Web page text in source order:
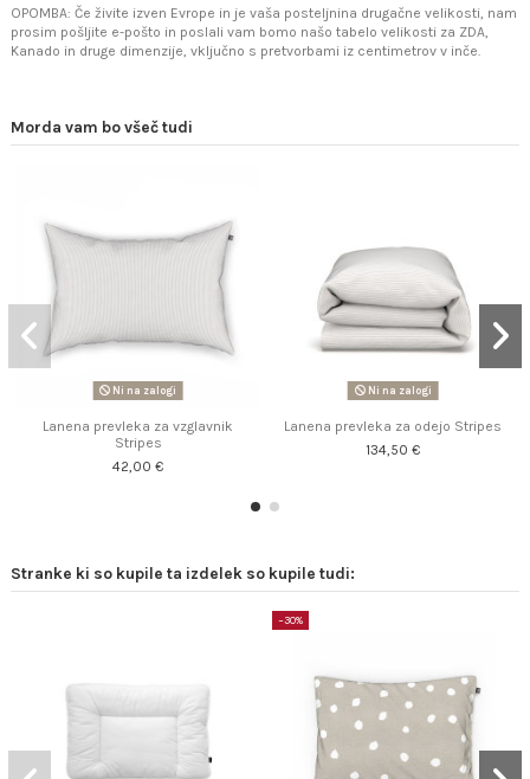
OPOMBA: Če živite izven Evrope in je vaša posteljnina drugačne velikosti, nam
prosim pošljite e-pošto in poslali vam bomo našo tabelo velikosti za ZDA,
Kanado in druge dimenzije, vključno s pretvorbami iz centimetrov v inče.
Morda vam bo všeč tudi
Ni na zalogi
Lanena prevleka za vzglavnik
Stripes
42,00 €
Ni na zalogi
Lanena prevleka za odejo Stripes
134,50 €
Stranke ki so kupile ta izdelek so kupile tudi:
−30%